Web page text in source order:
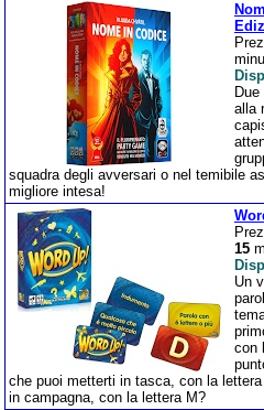
alla
squadra degli avversari o nel temibile
migliore intesa!
15
Un
con
che puoi metterti in tasca, con la
in campagna, con la lettera M?